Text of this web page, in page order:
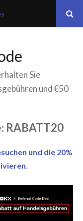
Sie
und €50
RABATT20
und die 20%
.